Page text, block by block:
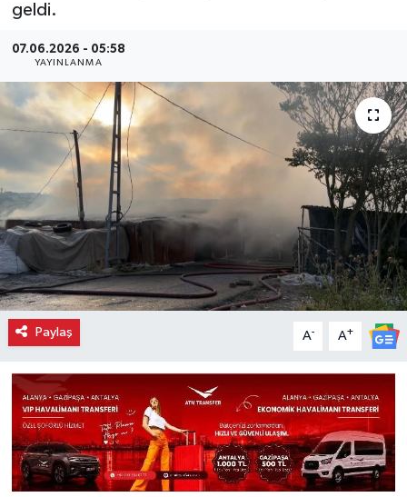
geldi.
07.06.2026 - 05:58
YAYINLANMA
Paylaş A- A+
E-Gazete
Haber Arşivi